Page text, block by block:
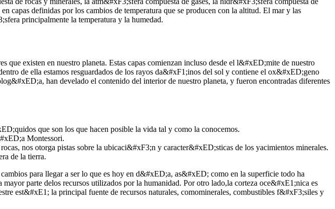
capas definidas por los cambios de temperatura que se producen con la altitud. El mar y las
principalmente la temperatura y la humedad.
que existen en nuestro planeta. Estas capas comienzan incluso desde el l&#xED;mite de nuestro
de ella estamos resguardados de los rayos da&#xF1;inos del sol y contiene el ox&#xED;geno
han develado el contenido del interior de nuestro planeta, y fueron encontradas diferentes
que son los que hacen posible la vida tal y como la conocemos.
Montessori.
nos otorga pistas sobre la ubicaci&#xF3;n y caracter&#xED;sticas de los yacimientos minerales.
de la tierra.
para llegar a ser lo que es hoy en d&#xED;a, as&#xED; como en la superficie todo ha
parte delos recursos utilizados por la humanidad. Por otro lado,la corteza oce&#xE1;nica es
est&#xE1; la principal fuente de recursos naturales, comominerales, combustibles f&#xF3;siles y